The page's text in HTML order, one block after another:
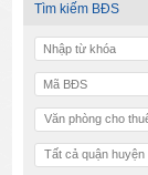
Tìm kiếm BĐS
Văn phòng cho
Tất cả quận huyện